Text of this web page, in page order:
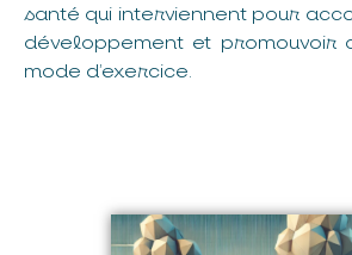
santé qui interviennent pour
développement et promouvoir
mode d’exercice.